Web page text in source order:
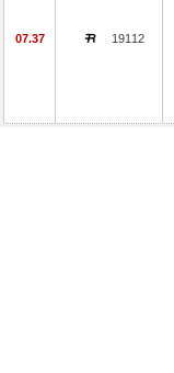
07.37 19112